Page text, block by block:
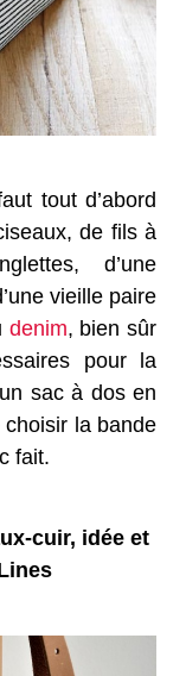
tout d’abord
de fils à
d’une
vieille paire
denim, bien sûr
pour la
sac à dos en
la bande
fait.
cuir, idée et